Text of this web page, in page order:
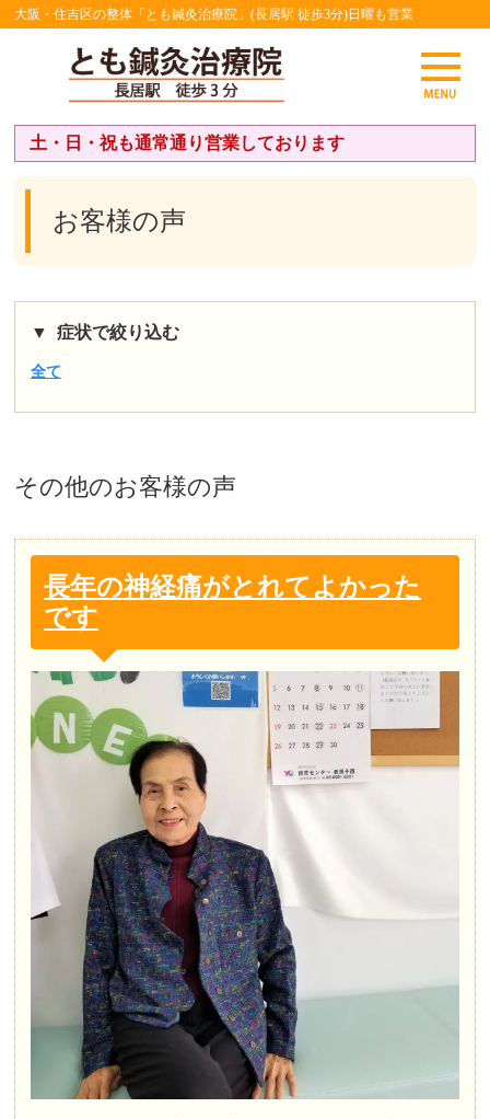
大阪・住吉区の整体「とも鍼灸治療院」(長居駅 徒歩3分)日曜も営業
土・日・祝も通常通り営業しております
お客様の声
症状で絞り込む
全て
その他のお客様の声
長年の神経痛がとれてよかった
です